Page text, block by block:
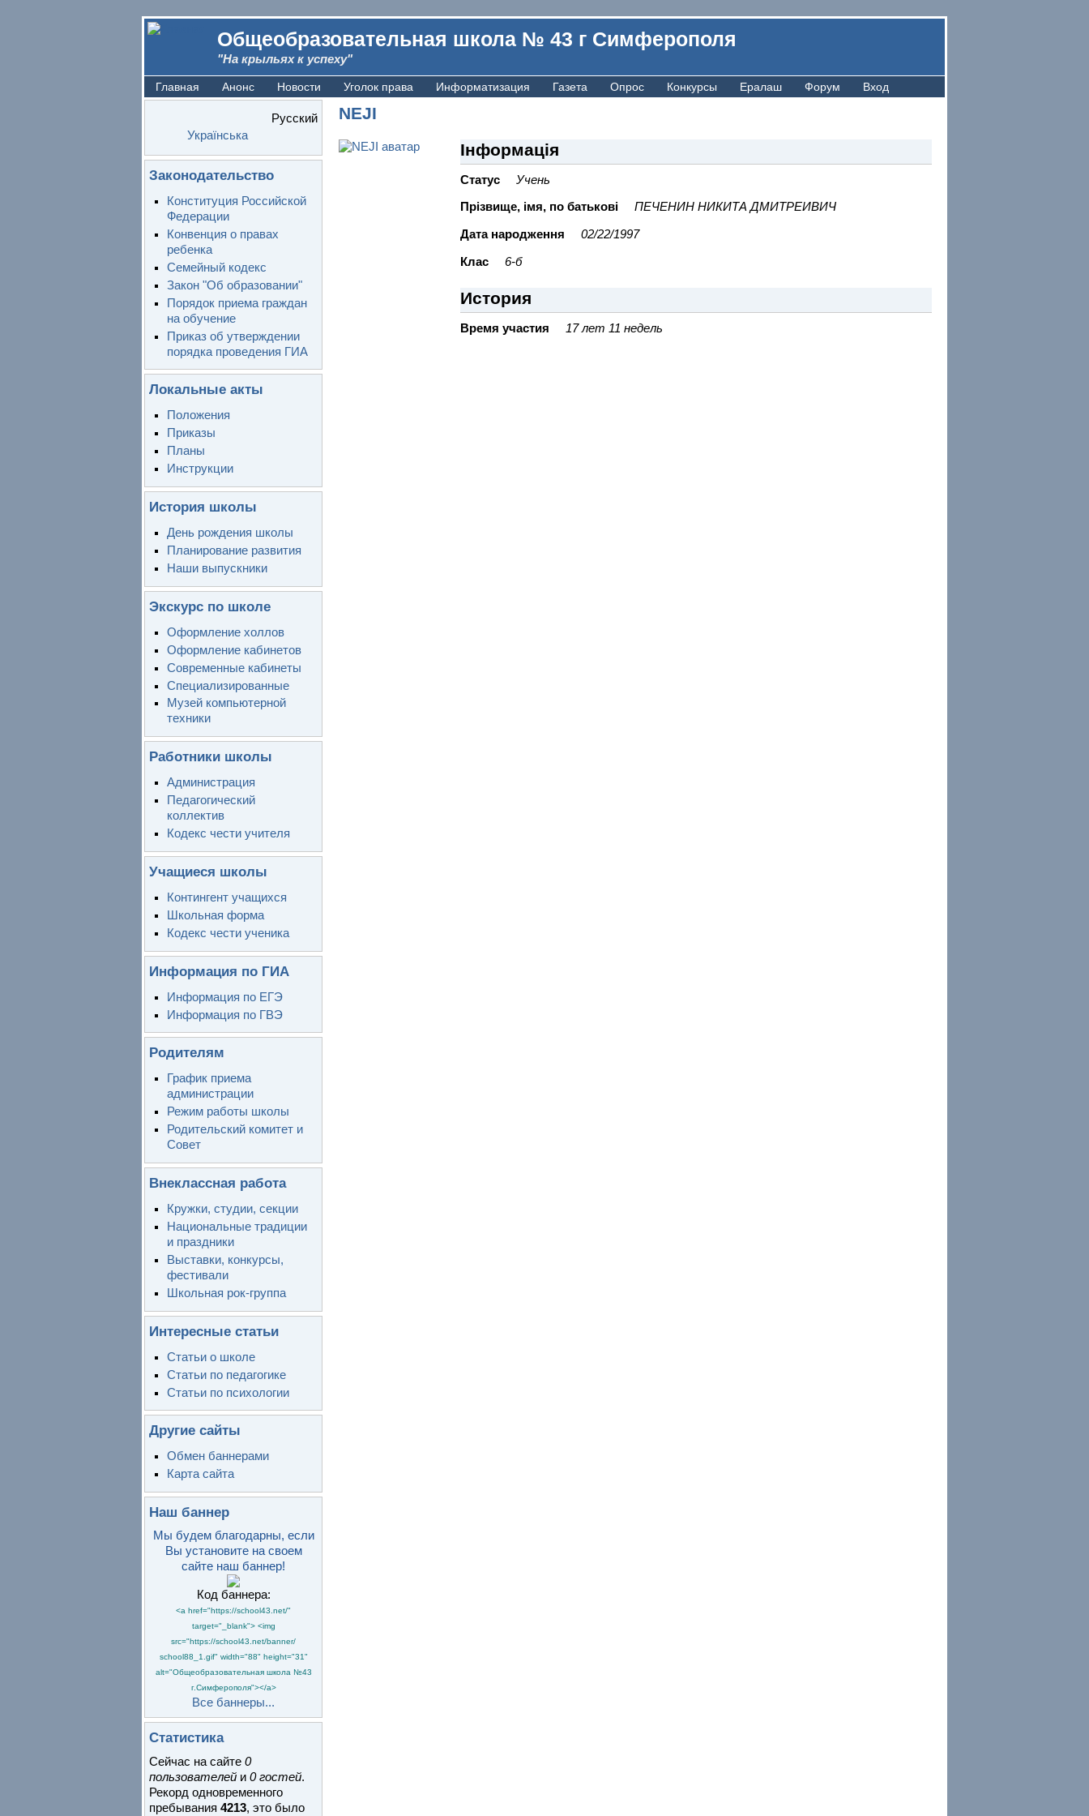
Общеобразовательная школа № 43 г Симферополя
"На крыльях к успеху"
Главная Анонс Новости Уголок права Информатизация Газета Опрос Конкурсы Ералаш Форум Вход
Русский
Українська
Законодательство
Конституция Российской
Федерации
Конвенция о правах
ребенка
Семейный кодекс
Закон "Об образовании"
Порядок приема граждан
на обучение
Приказ об утверждении
порядка проведения ГИА
Локальные акты
Положения
Приказы
Планы
Инструкции
История школы
День рождения школы
Планирование развития
Наши выпускники
Экскурс по школе
Оформление холлов
Оформление кабинетов
Современные кабинеты
Специализированные
Музей компьютерной
техники
Работники школы
Администрация
Педагогический
коллектив
Кодекс чести учителя
Учащиеся школы
Контингент учащихся
Школьная форма
Кодекс чести ученика
Информация по ГИА
Информация по ЕГЭ
Информация по ГВЭ
Родителям
График приема
администрации
Режим работы школы
Родительский комитет и
Совет
Внеклассная работа
Кружки, студии, секции
Национальные традиции
и праздники
Выставки, конкурсы,
фестивали
Школьная рок-группа
Интересные статьи
Статьи о школе
Статьи по педагогике
Статьи по психологии
Другие сайты
Обмен баннерами
Карта сайта
Наш баннер
Мы будем благодарны, если
Вы установите на своем
сайте наш баннер!
Код баннера:
<a href="https://school43.net/"
target="_blank"> <img
src="https://school43.net/banner/
school88_1.gif" width="88" height="31"
alt="Общеобразовательная школа №43
г.Симферополя"></a>
Все баннеры...
Статистика
Сейчас на сайте 0
пользователей и 0 гостей.
Рекорд одновременного
пребывания 4213, это было
NEJI
Інформація
Статус Учень
Прiзвище, iмя, по батьковi ПЕЧЕНИН НИКИТА ДМИТРЕИВИЧ
Дата народження 02/22/1997
Клас 6-б
История
Время участия 17 лет 11 недель